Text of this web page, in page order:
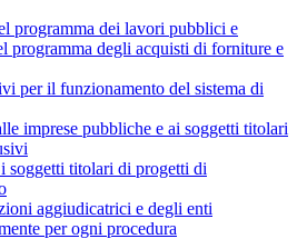
programma dei lavori pubblici e
programma degli acquisti di forniture e
per il funzionamento del sistema di
imprese pubbliche e ai soggetti titolari
soggetti titolari di progetti di
aggiudicatrici e degli enti
per ogni procedura